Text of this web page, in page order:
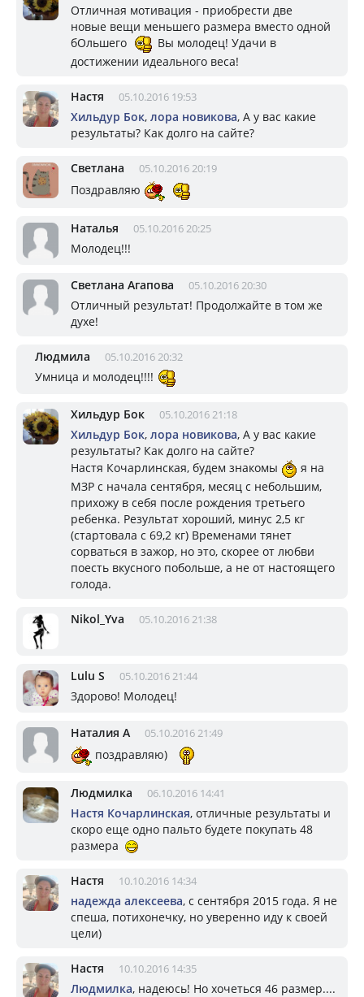
Отличная мотивация - приобрести две
новые вещи меньшего размера вместо одной
бОльшего
Вы молодец! Удачи в
достижении идеального веса!
Настя 05.10.2016 19:53
Хильдур Бок, лора новикова, А у вас какие
результаты? Как долго на сайте?
Светлана 05.10.2016 20:19
Поздравляю
Наталья 05.10.2016 20:25
Молодец!!!
Светлана Агапова 05.10.2016 20:30
Отличный результат! Продолжайте в том же
духе!
Людмила 05.10.2016 20:32
Умница и молодец!!!!
Хильдур Бок 05.10.2016 21:18
Хильдур Бок, лора новикова, А у вас какие
результаты? Как долго на сайте?
Настя Кочарлинская, будем знакомы
я на
МЗР с начала сентября, месяц с небольшим,
прихожу в себя после рождения третьего
ребенка. Результат хороший, минус 2,5 кг
(стартовала с 69,2 кг) Временами тянет
сорваться в зажор, но это, скорее от любви
поесть вкусного побольше, а не от настоящего
голода.
Nikol_Yva 05.10.2016 21:38
Lulu S 05.10.2016 21:44
Здорово! Молодец!
Наталия А 05.10.2016 21:49
поздравляю)
Людмилка 06.10.2016 14:41
Настя Кочарлинская, отличные результаты и
скоро еще одно пальто будете покупать 48
размера
Настя 10.10.2016 14:34
надежда алексеева, с сентября 2015 года. Я не
спеша, потихонечку, но уверенно иду к своей
цели)
Настя 10.10.2016 14:35
Людмилка, надеюсь! Но хочеться 46 размер....